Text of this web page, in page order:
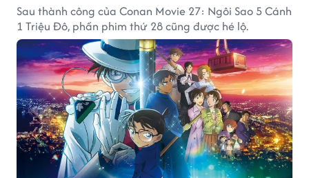
Sau thành công của Conan Movie 27: Ngôi Sao 5 Cánh
1 Triệu Đô, phần phim thứ 28 cũng được hé lộ.